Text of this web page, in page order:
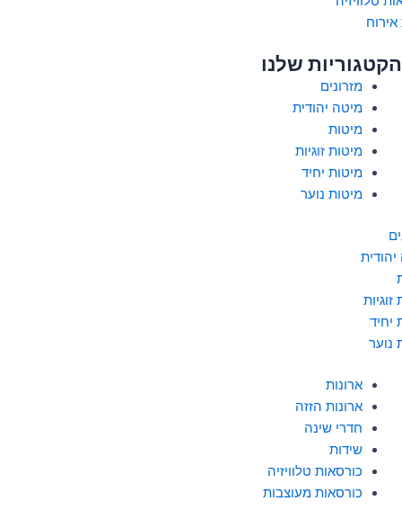
הקטגוריות שלנו
מזרונים
מיטה יהודית
מיטות
מיטות זוגיות
מיטות יחיד
מיטות נוער
יחיד
נוער
ארונות
ארונות הזזה
חדרי שינה
שידות
כורסאות טלוויזיה
כורסאות מעוצבות